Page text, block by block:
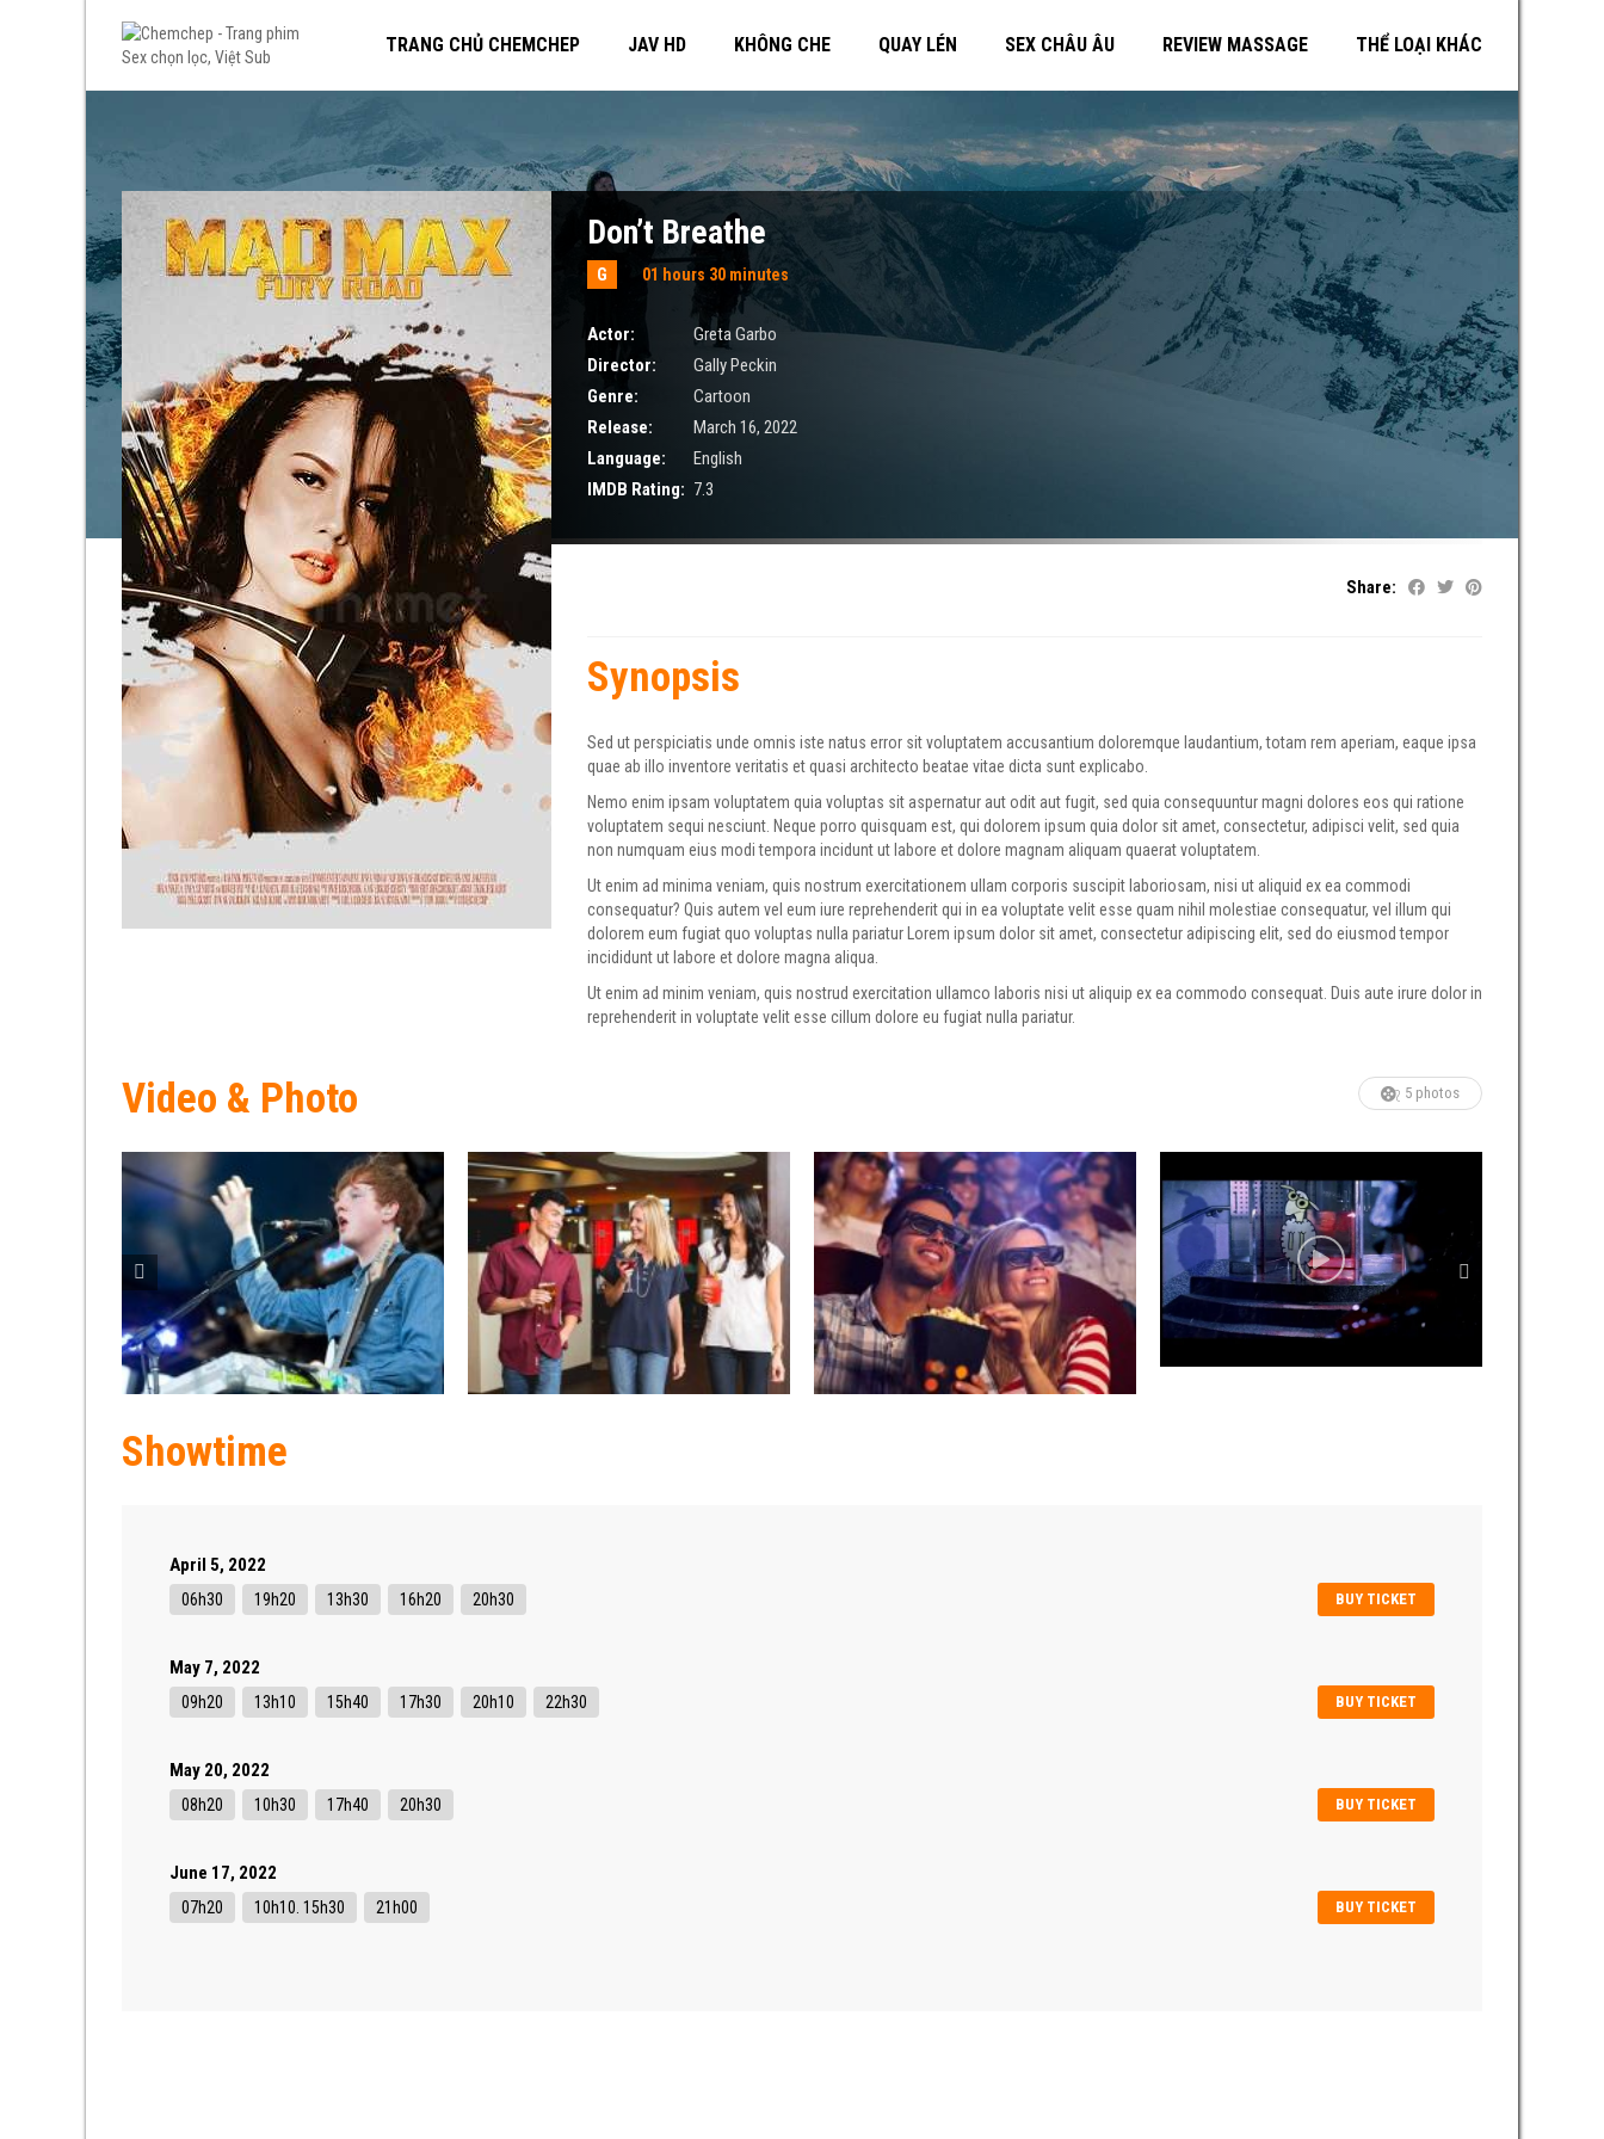
TRANG CHỦ CHEMCHEP JAV HD KHÔNG CHE QUAY LÉN SEX CHÂU ÂU REVIEW MASSAGE THỂ LOẠI KHÁC
Don’t Breathe
G 01 hours 30 minutes
Actor:
Greta Garbo
Director:
Gally Peckin
Genre:
Cartoon
Release:
March 16, 2022
Language:
English
IMDB Rating: 7.3
Share:
Synopsis
Sed ut perspiciatis unde omnis iste natus error sit voluptatem accusantium doloremque laudantium, totam rem aperiam, eaque ipsa
quae ab illo inventore veritatis et quasi architecto beatae vitae dicta sunt explicabo.
Nemo enim ipsam voluptatem quia voluptas sit aspernatur aut odit aut fugit, sed quia consequuntur magni dolores eos qui ratione
voluptatem sequi nesciunt. Neque porro quisquam est, qui dolorem ipsum quia dolor sit amet, consectetur, adipisci velit, sed quia
non numquam eius modi tempora incidunt ut labore et dolore magnam aliquam quaerat voluptatem.
Ut enim ad minima veniam, quis nostrum exercitationem ullam corporis suscipit laboriosam, nisi ut aliquid ex ea commodi
consequatur? Quis autem vel eum iure reprehenderit qui in ea voluptate velit esse quam nihil molestiae consequatur, vel illum qui
dolorem eum fugiat quo voluptas nulla pariatur Lorem ipsum dolor sit amet, consectetur adipiscing elit, sed do eiusmod tempor
incididunt ut labore et dolore magna aliqua.
Ut enim ad minim veniam, quis nostrud exercitation ullamco laboris nisi ut aliquip ex ea commodo consequat. Duis aute irure dolor in
reprehenderit in voluptate velit esse cillum dolore eu fugiat nulla pariatur.
Video & Photo 5 photos
Showtime
April 5, 2022
BUY TICKET
06h30 19h20 13h30 16h20 20h30
May 7, 2022
BUY TICKET
09h20 13h10 15h40 17h30 20h10 22h30
May 20, 2022
BUY TICKET
08h20 10h30 17h40 20h30
June 17, 2022
BUY TICKET
07h20 10h10. 15h30 21h00